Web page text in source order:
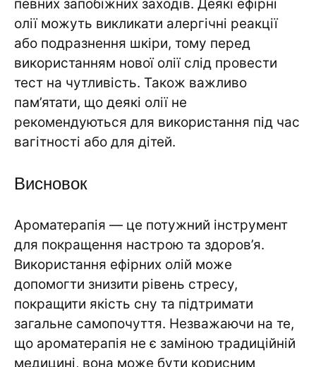
певних запобіжних заходів. Деякі ефірні
олії можуть викликати алергічні реакції
або подразнення шкіри, тому перед
використанням нової олії слід провести
тест на чутливість. Також важливо
пам’ятати, що деякі олії не
рекомендуються для використання під час
вагітності або для дітей.
Висновок
Ароматерапія — це потужний інструмент
для покращення настрою та здоров’я.
Використання ефірних олій може
допомогти знизити рівень стресу,
покращити якість сну та підтримати
загальне самопочуття. Незважаючи на те,
що ароматерапія не є заміною традиційній
медицині, вона може бути корисним